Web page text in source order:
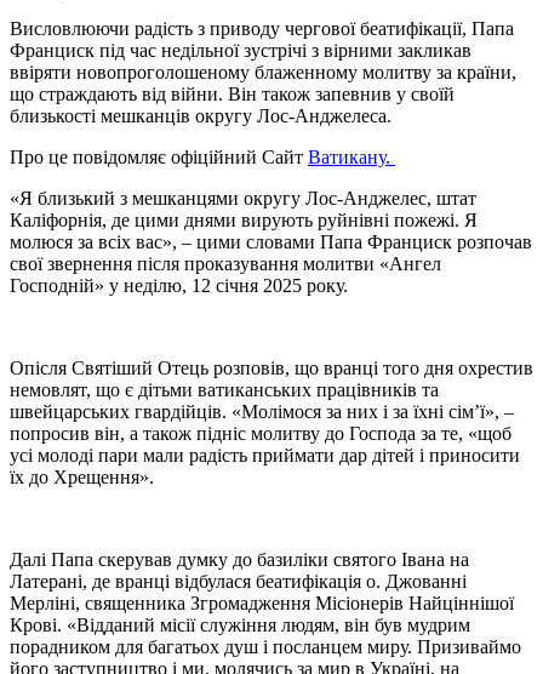
Висловлюючи радість з приводу чергової беатифікації, Папа
Франциск під час недільної зустрічі з вірними закликав
ввіряти новопроголошеному блаженному молитву за країни,
що страждають від війни. Він також запевнив у своїй
близькості мешканців округу Лос-Анджелеса.
Про це повідомляє офіційний Сайт Ватикану.
«Я близький з мешканцями округу Лос-Анджелес, штат
Каліфорнія, де цими днями вирують руйнівні пожежі. Я
молюся за всіх вас», – цими словами Папа Франциск розпочав
свої звернення після проказування молитви «Ангел
Господній» у неділю, 12 січня 2025 року.
Опісля Святіший Отець розповів, що вранці того дня охрестив
немовлят, що є дітьми ватиканських працівників та
швейцарських гвардійців. «Молімося за них і за їхні сім’ї», –
попросив він, а також підніс молитву до Господа за те, «щоб
усі молоді пари мали радість приймати дар дітей і приносити
їх до Хрещення».
Далі Папа скерував думку до базиліки святого Івана на
Латерані, де вранці відбулася беатифікація о. Джованні
Мерліні, священника Згромадження Місіонерів Найціннішої
Крові. «Відданий місії служіння людям, він був мудрим
порадником для багатьох душ і посланцем миру. Призиваймо
його заступництво і ми, молячись за мир в Україні, на